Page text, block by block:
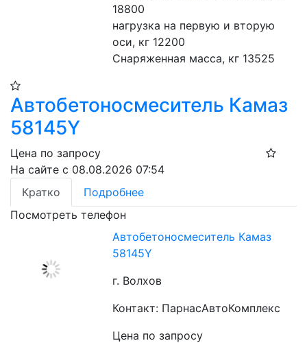
18800
нагрузка на первую и вторую
оси, кг 12200
Снаряженная масса, кг 13525
Автобетоносмеситель Камаз
58145Y
Цена по запросу
На сайте с 08.08.2026 07:54
Кратко
Подробнее
Посмотреть телефон
Автобетоносмеситель Камаз
58145Y
г. Волхов
Контакт: ПарнасАвтоКомплекс
Цена по запросу